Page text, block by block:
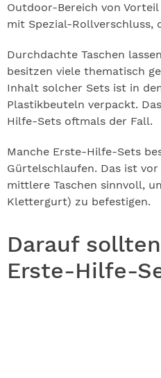
Outdoor-Bereich von
mit Spezial-Rollverschluss,
Durchdachte Taschen
besitzen viele thematisch
Inhalt solcher Sets ist in
Plastikbeuteln verpackt.
Hilfe-Sets oftmals der Fall.
Manche Erste-Hilfe-Sets
Gürtelschlaufen. Das ist
mittlere Taschen sinnvoll,
Klettergurt) zu befestigen.
Darauf
Erste-Hilfe-